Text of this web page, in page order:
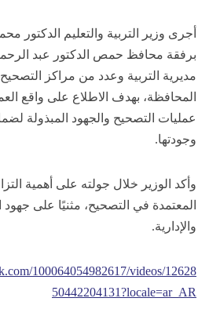
أجرى وزير التربية والتعليم الدكتور
برفقة محافظ حمص الدكتور عبد
مديرية التربية وعدد من مراكز التصحيح
المحافظة، بهدف الاطلاع على واقع
عمليات التصحيح والجهود المبذولة
وجودتها.
وأكد الوزير خلال جولته على أهمية
المعتمدة في التصحيح، مثنيًا على جهود
والإدارية.
100064054982617/videos/12628
50442204131?locale=ar_AR